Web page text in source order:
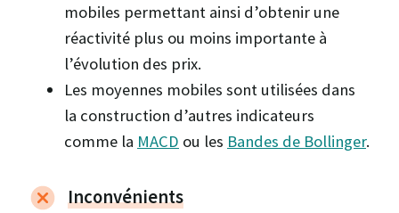
mobiles permettant ainsi d’obtenir une
réactivité plus ou moins importante à
l’évolution des prix.
Les moyennes mobiles sont utilisées dans
la construction d’autres indicateurs
comme la MACD ou les Bandes de Bollinger.
Inconvénients